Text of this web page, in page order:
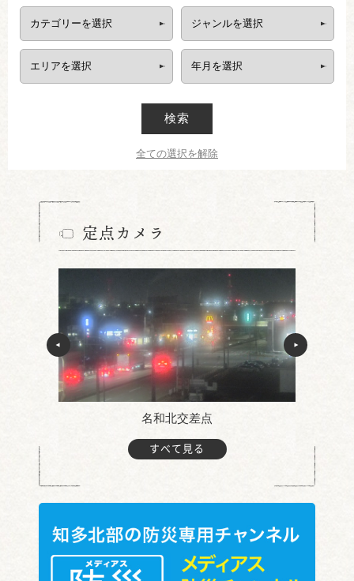
検索
全ての選択を解除
定点カメラ
名和北交差点
すべて見る